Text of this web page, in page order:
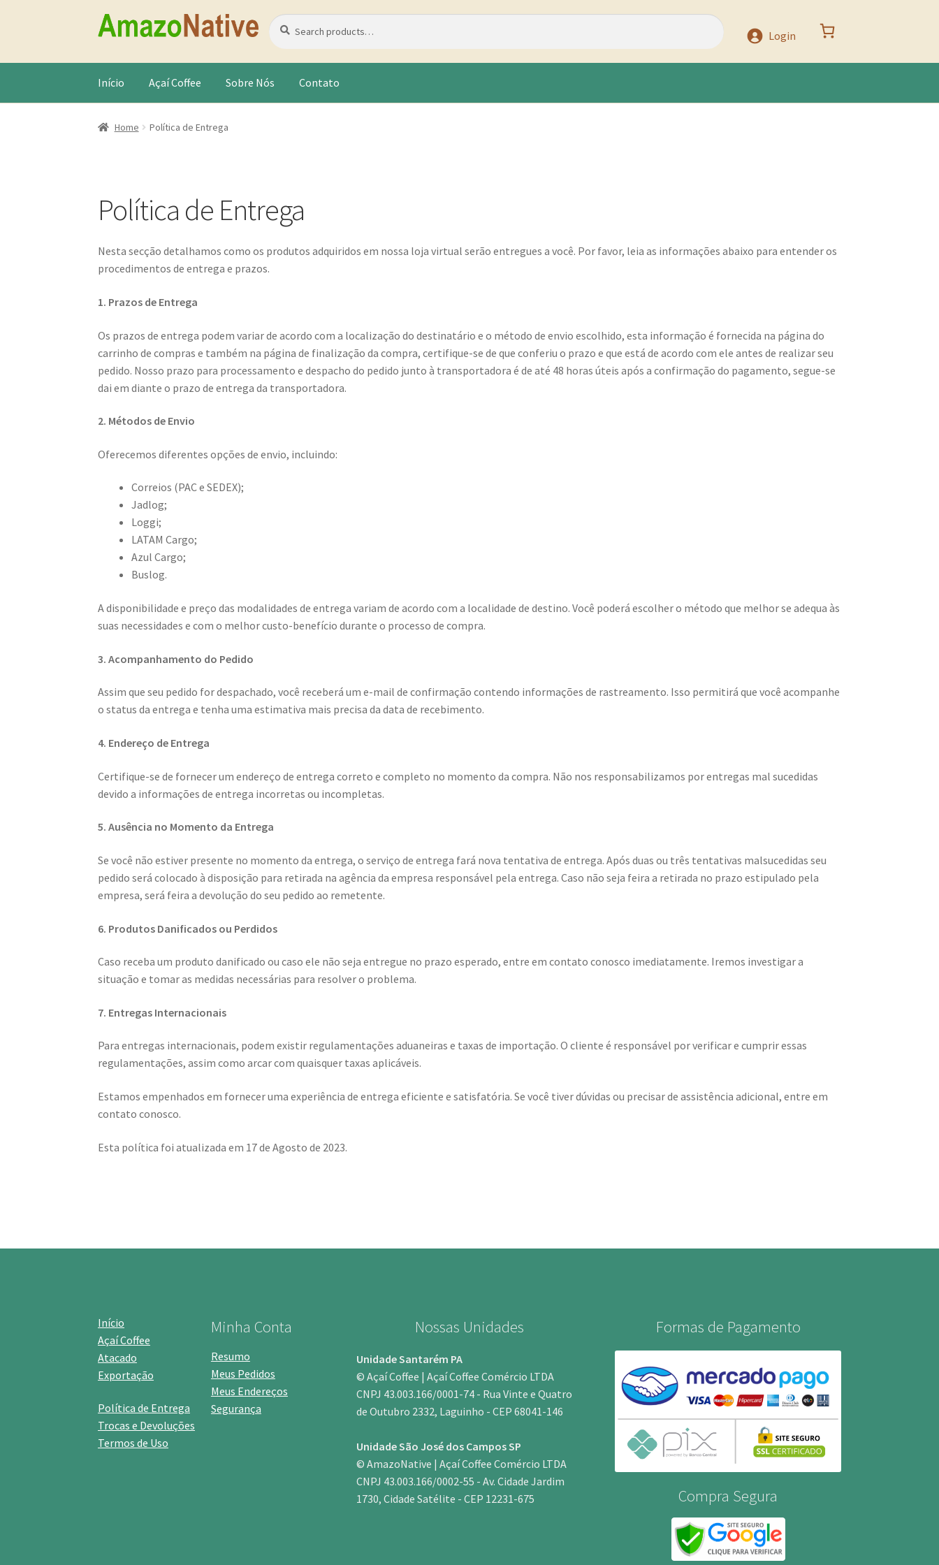
Pular
para
Pular
para
conteúdo
Search
for:
Search
Login
Início Açaí Coffee Sobre Nós Contato
Home Política de Entrega
Política de Entrega
Nesta secção detalhamos como os produtos adquiridos em nossa loja virtual serão entregues a você. Por favor, leia as informações abaixo para entender os
procedimentos de entrega e prazos.
1. Prazos de Entrega
Os prazos de entrega podem variar de acordo com a localização do destinatário e o método de envio escolhido, esta informação é fornecida na página do
carrinho de compras e também na página de finalização da compra, certifique-se de que conferiu o prazo e que está de acordo com ele antes de realizar seu
pedido. Nosso prazo para processamento e despacho do pedido junto à transportadora é de até 48 horas úteis após a confirmação do pagamento, segue-se
dai em diante o prazo de entrega da transportadora.
2. Métodos de Envio
Oferecemos diferentes opções de envio, incluindo:
Correios (PAC e SEDEX);
Jadlog;
Loggi;
LATAM Cargo;
Azul Cargo;
Buslog.
A disponibilidade e preço das modalidades de entrega variam de acordo com a localidade de destino. Você poderá escolher o método que melhor se adequa às
suas necessidades e com o melhor custo-benefício durante o processo de compra.
3. Acompanhamento do Pedido
Assim que seu pedido for despachado, você receberá um e-mail de confirmação contendo informações de rastreamento. Isso permitirá que você acompanhe
o status da entrega e tenha uma estimativa mais precisa da data de recebimento.
4. Endereço de Entrega
Certifique-se de fornecer um endereço de entrega correto e completo no momento da compra. Não nos responsabilizamos por entregas mal sucedidas
devido a informações de entrega incorretas ou incompletas.
5. Ausência no Momento da Entrega
Se você não estiver presente no momento da entrega, o serviço de entrega fará nova tentativa de entrega. Após duas ou três tentativas malsucedidas seu
pedido será colocado à disposição para retirada na agência da empresa responsável pela entrega. Caso não seja feira a retirada no prazo estipulado pela
empresa, será feira a devolução do seu pedido ao remetente.
6. Produtos Danificados ou Perdidos
Caso receba um produto danificado ou caso ele não seja entregue no prazo esperado, entre em contato conosco imediatamente. Iremos investigar a
situação e tomar as medidas necessárias para resolver o problema.
7. Entregas Internacionais
Para entregas internacionais, podem existir regulamentações aduaneiras e taxas de importação. O cliente é responsável por verificar e cumprir essas
regulamentações, assim como arcar com quaisquer taxas aplicáveis.
Estamos empenhados em fornecer uma experiência de entrega eficiente e satisfatória. Se você tiver dúvidas ou precisar de assistência adicional, entre em
contato conosco.
Esta política foi atualizada em 17 de Agosto de 2023.
Início
Açaí Coffee
Atacado
Exportação
Política de Entrega
Trocas e Devoluções
Termos de Uso
Minha Conta
Resumo
Meus Pedidos
Meus Endereços
Segurança
Nossas Unidades
Unidade Santarém PA
© Açaí Coffee | Açaí Coffee Comércio LTDA
CNPJ 43.003.166/0001-74 - Rua Vinte e Quatro
de Outubro 2332, Laguinho - CEP 68041-146
Unidade São José dos Campos SP
© AmazoNative | Açaí Coffee Comércio LTDA
CNPJ 43.003.166/0002-55 - Av. Cidade Jardim
1730, Cidade Satélite - CEP 12231-675
Formas de Pagamento
Compra Segura